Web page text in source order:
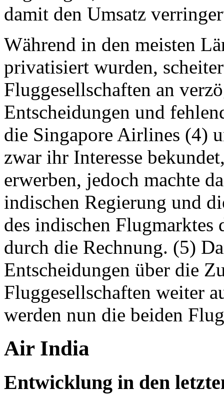
damit den Umsatz
Während in den meisten
privatisiert wurden,
Fluggesellschaften an
Entscheidungen und
die Singapore Airlines (4)
zwar ihr Interesse
erwerben, jedoch machte
indischen Regierung und
des indischen
durch die Rechnung. (5)
Entscheidungen über die
Fluggesellschaften weiter
werden nun die beiden
Air India
Entwicklung in den